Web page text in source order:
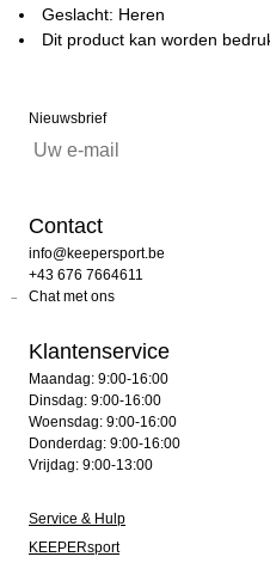
Geslacht: Heren
Dit product kan worden
Nieuwsbrief
Contact
info@keepersport.be
+43 676 7664611
Chat met ons
Klantenservice
Maandag: 9:00-16:00
Dinsdag: 9:00-16:00
Woensdag: 9:00-16:00
Donderdag: 9:00-16:00
Vrijdag: 9:00-13:00
Service & Hulp
KEEPERsport